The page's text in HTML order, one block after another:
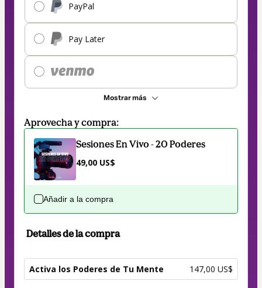
PayPal
Pay Later
Mostrar más
Aprovecha y compra:
Sesiones En Vivo - 20 Poderes
49,00 US$
Añadir a la compra
Detalles de la compra
Activa los Poderes de Tu Mente 147,00 US$